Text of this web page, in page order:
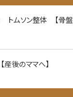
トムソン整体 【骨盤
後のママへ】